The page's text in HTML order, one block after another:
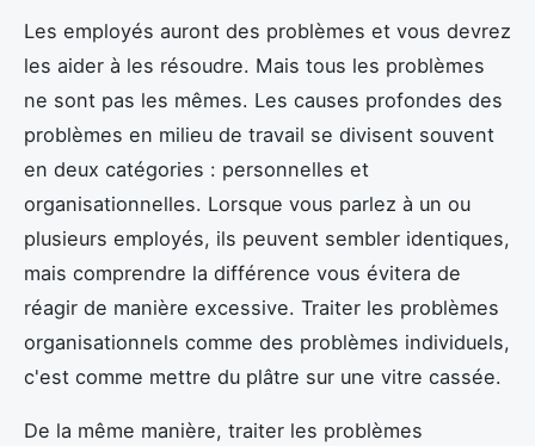
Les employés auront des problèmes et vous devrez
les aider à les résoudre. Mais tous les problèmes
ne sont pas les mêmes. Les causes profondes des
problèmes en milieu de travail se divisent souvent
en deux catégories : personnelles et
organisationnelles. Lorsque vous parlez à un ou
plusieurs employés, ils peuvent sembler identiques,
mais comprendre la différence vous évitera de
réagir de manière excessive. Traiter les problèmes
organisationnels comme des problèmes individuels,
c'est comme mettre du plâtre sur une vitre cassée.
De la même manière, traiter les problèmes